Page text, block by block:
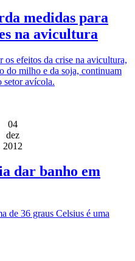
medidas para
na avicultura
os efeitos da crise na avicultura,
do milho e da soja, continuam
setor avícola.
04
dez
2012
dar banho em
de 36 graus Celsius é uma